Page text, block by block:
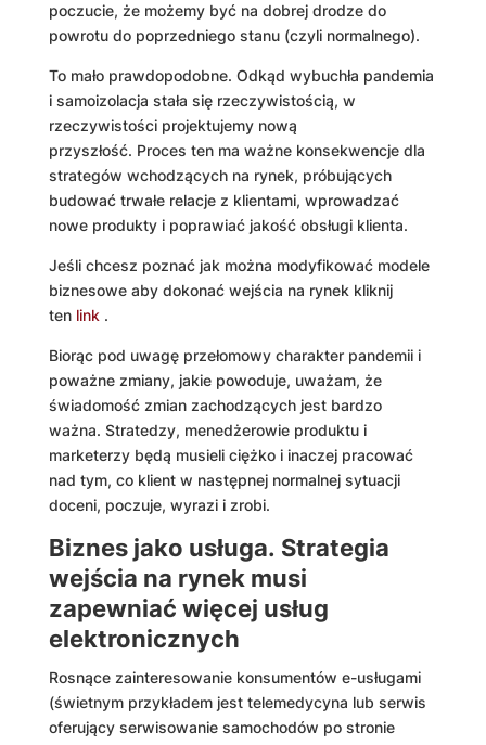
poczucie, że możemy być na dobrej drodze do
powrotu do poprzedniego stanu (czyli normalnego).
To mało prawdopodobne. Odkąd wybuchła pandemia
i samoizolacja stała się rzeczywistością, w
rzeczywistości projektujemy nową
przyszłość. Proces ten ma ważne konsekwencje dla
strategów wchodzących na rynek, próbujących
budować trwałe relacje z klientami, wprowadzać
nowe produkty i poprawiać jakość obsługi klienta.
Jeśli chcesz poznać jak można modyfikować modele
biznesowe aby dokonać wejścia na rynek kliknij
ten link.
Biorąc pod uwagę przełomowy charakter pandemii i
poważne zmiany, jakie powoduje, uważam, że
świadomość zmian zachodzących jest bardzo
ważna. Stratedzy, menedżerowie produktu i
marketerzy będą musieli ciężko i inaczej pracować
nad tym, co klient w następnej normalnej sytuacji
doceni, poczuje, wyrazi i zrobi.
Biznes jako usługa. Strategia
wejścia na rynek musi
zapewniać więcej usług
elektronicznych
Rosnące zainteresowanie konsumentów e-usługami
(świetnym przykładem jest telemedycyna lub serwis
oferujący serwisowanie samochodów po stronie